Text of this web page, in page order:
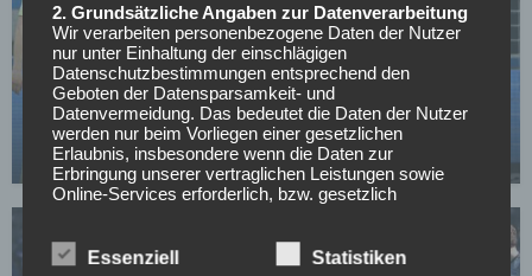
HERTHA BSC
Nächste Pleite für Hertha: „Muss aufpassen, was
ich jetzt hier sage“
03.05.2026
2. Grundsätzliche Angaben zur Datenverarbeitung
Wir verarbeiten personenbezogene Daten der Nutzer
nur unter Einhaltung der einschlägigen
Datenschutzbestimmungen entsprechend den
Geboten der Datensparsamkeit- und
Datenvermeidung. Das bedeutet die Daten der Nutzer
werden nur beim Vorliegen einer gesetzlichen
Erlaubnis, insbesondere wenn die Daten zur
Erbringung unserer vertraglichen Leistungen sowie
Online-Services erforderlich, bzw. gesetzlich
Essenziell Statistiken